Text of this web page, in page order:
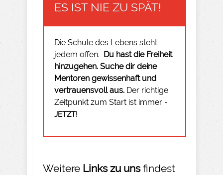
ES IST NIE ZU SPÄT!
Die Schule des Lebens steht
jedem offen. Du hast die Freiheit
hinzugehen. Suche dir deine
Mentoren gewissenhaft und
vertrauensvoll aus. Der richtige
Zeitpunkt zum Start ist immer -
JETZT!
Weitere Links zu unsfindest